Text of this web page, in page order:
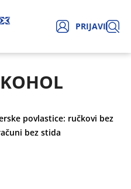
PRIJAVI
povlastice: ručkovi bez
bez stida